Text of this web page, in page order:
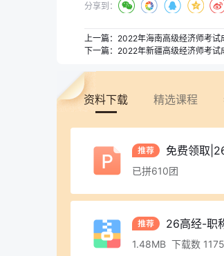
分享到：
上一篇： 2022年海南高级经济师考试
下一篇： 2022年新疆高级经济师考试
资料下载 精选课程
免费领取
已拼610团
26高经-职
1.48MB 下载数 1175